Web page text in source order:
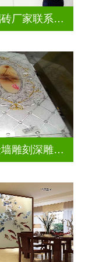
水晶玻璃砖厂家联系方式
电视背景墙雕刻深雕双面效果